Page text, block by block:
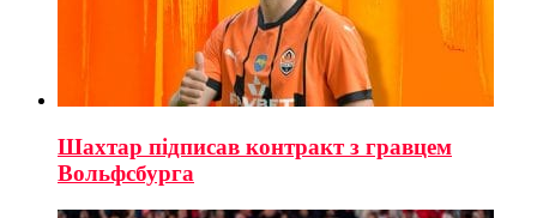
Шахтар підписав контракт з гравцем
Вольфсбурга